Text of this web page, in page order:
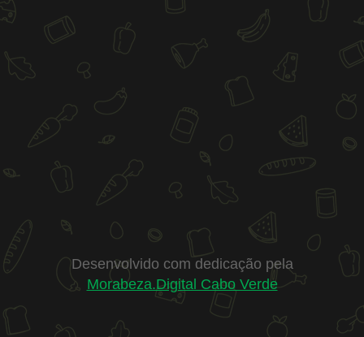
Desenvolvido com dedicação pela
Morabeza.Digital Cabo Verde